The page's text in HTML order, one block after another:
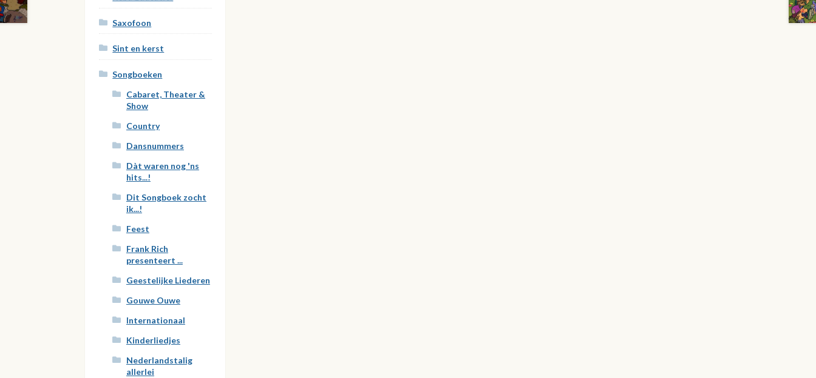
Saxofoon
Sint en kerst
Songboeken
Cabaret, Theater &
Show
Country
Dansnummers
Dàt waren nog 'ns
hits...!
Dit Songboek zocht
ik...!
Feest
Frank Rich
presenteert ...
Geestelijke Liederen
Gouwe Ouwe
Internationaal
Kinderliedjes
Nederlandstalig
allerlei